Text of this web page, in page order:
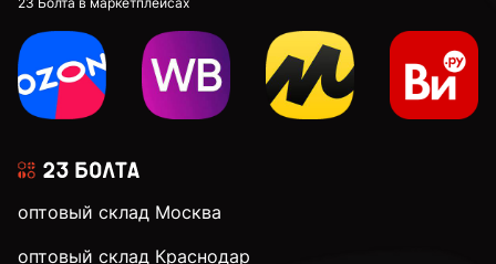
оптовый склад Москва
оптовый склад Краснодар